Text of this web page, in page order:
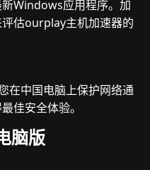
Windows应用程序。加
估ourplay主机加速器的
在中国电脑上保护网络通
佳安全体验。
脑版